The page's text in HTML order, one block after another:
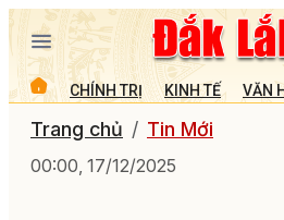
CHÍNH TRỊ KINH TẾ VĂN
Trang chủ Tin Mới
00:00, 17/12/2025